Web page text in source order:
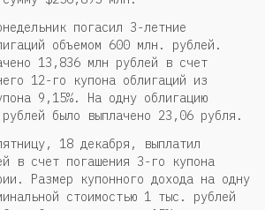
погасил 3-летние
объемом 600 млн. рублей.
13,836 млн рублей в счет
12-го купона облигаций из
9,15%. На одну облигацию
было выплачено 23,06 рубля.
18 декабря, выплатил
в счет погашения 3-го купона
Размер купонного дохода на одну
стоимостью 1 тыс. рублей